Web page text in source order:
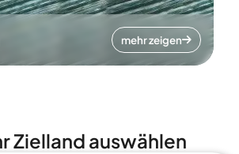
mehr zeigen
Zielland auswählen